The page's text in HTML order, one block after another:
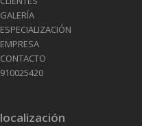
GALERÍA
ESPECIALIZACIÓN
EMPRESA
CONTACTO
910025420
localización